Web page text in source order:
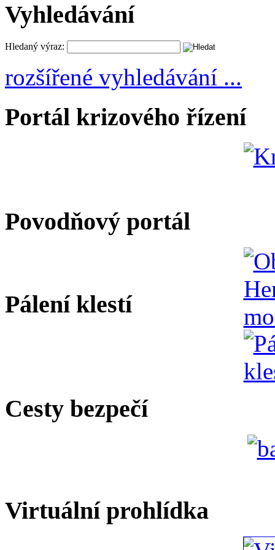
Vyhledávání
Hledaný výraz:
rozšířené vyhledávání ...
Portál krizového řízení
Povodňový portál
Pálení klestí
Cesty bezpečí
Virtuální prohlídka